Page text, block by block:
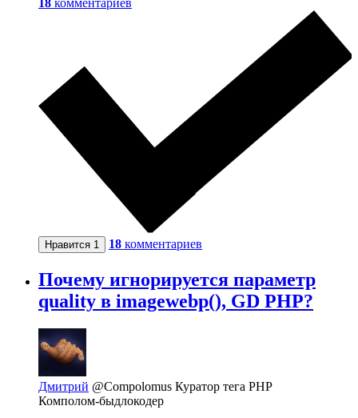
Нравится 1 18 комментариев
Почему игнорируется параметр
quality в imagewebp(), GD PHP?
Дмитрий @Compolomus Куратор тега PHP
Комполом-быдлокодер